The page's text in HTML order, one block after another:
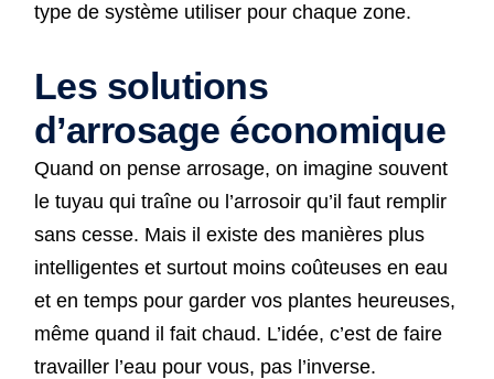
type de système utiliser pour chaque zone.
Les solutions
d’arrosage économique
Quand on pense arrosage, on imagine souvent
le tuyau qui traîne ou l’arrosoir qu’il faut remplir
sans cesse. Mais il existe des manières plus
intelligentes et surtout moins coûteuses en eau
et en temps pour garder vos plantes heureuses,
même quand il fait chaud. L’idée, c’est de faire
travailler l’eau pour vous, pas l’inverse.